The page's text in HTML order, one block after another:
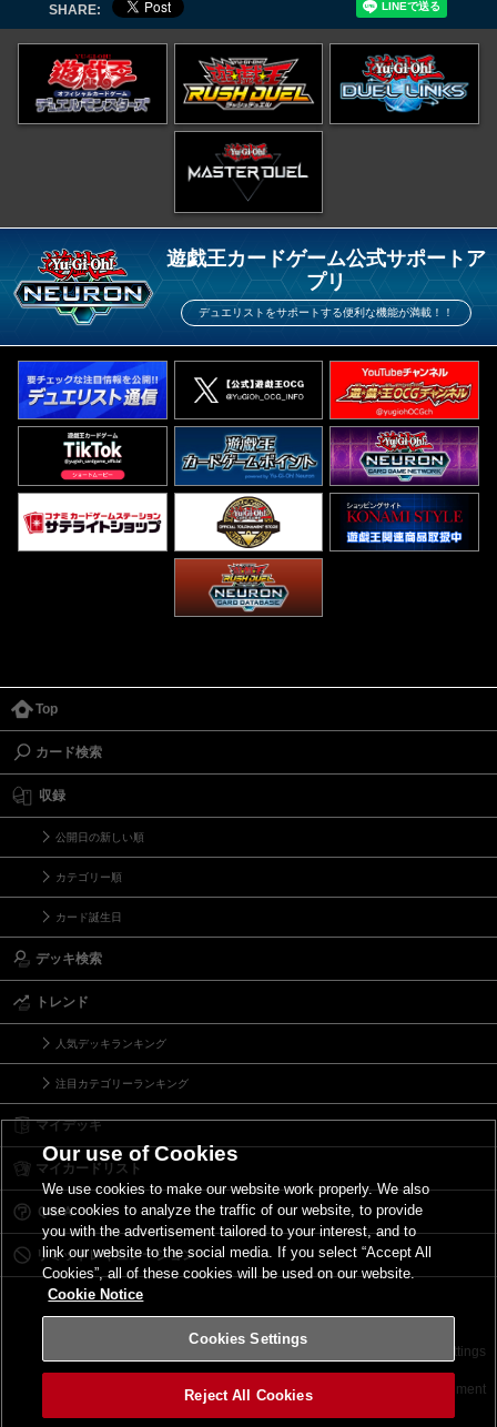
SHARE:
遊戯王カードゲーム公式サポートア
プリ
デュエリストをサポートする便利な機能が満載！！
Top
カード検索
収録
公開日の新しい順
カテゴリー順
カード誕生日
デッキ検索
トレンド
人気デッキランキング
注目カテゴリーランキング
マイデッキ
マイカードリスト
Ｑ＆Ａ
リミットレギュレーション
サイトポリシー Cookies Settings
©2026 Konami Digital Entertainment
Our use of Cookies
We use cookies to make our website work properly. We also
use cookies to analyze the traffic of our website, to provide
you with the advertisement tailored to your interest, and to
link our website to the social media. If you select “Accept All
Cookies”, all of these cookies will be used on our website.
Cookie Notice
Cookies Settings
Reject All Cookies